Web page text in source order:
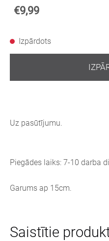
€9,99
Izpārdots
Uz pasūtījumu.
Piegādes laiks: 7-10 darba
Garums ap 15cm.
Saistītie